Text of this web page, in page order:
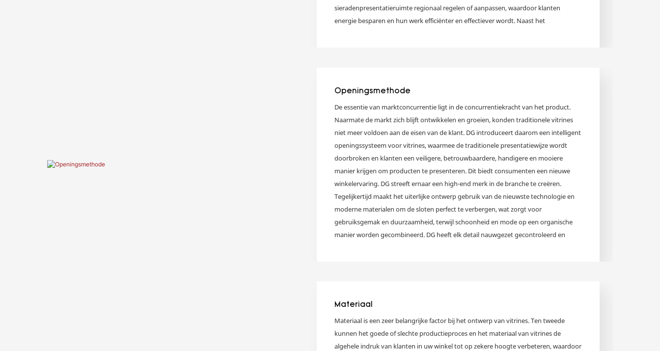
sieradenpresentatieruimte regionaal regelen of aanpassen, waardoor klanten
energie besparen en hun werk efficiënter en effectiever wordt. Naast het
verlichtingsopties om aan de behoeften van onze klanten in verschillende scenario's
te voldoen. Creëer een ruimte met commerciële waarde.
Openingsmethode
De essentie van marktconcurrentie ligt in de concurrentiekracht van het product.
Naarmate de markt zich blijft ontwikkelen en groeien, konden traditionele vitrines
niet meer voldoen aan de eisen van de klant. DG introduceert daarom een ​​intelligent
openingssysteem voor vitrines, waarmee de traditionele presentatiewijze wordt
doorbroken en klanten een veiligere, betrouwbaardere, handigere en mooiere
manier krijgen om producten te presenteren. Dit biedt consumenten een nieuwe
winkelervaring. DG streeft ernaar een high-end merk in de branche te creëren.
Tegelijkertijd maakt het uiterlijke ontwerp gebruik van de nieuwste technologie en
moderne materialen om de sloten perfect te verbergen, wat zorgt voor
gebruiksgemak en duurzaamheid, terwijl schoonheid en mode op een organische
manier worden gecombineerd. DG heeft elk detail nauwgezet gecontroleerd en
Materiaal
Materiaal is een zeer belangrijke factor bij het ontwerp van vitrines. Ten tweede
kunnen het goede of slechte productieproces en het materiaal van vitrines de
algehele indruk van klanten in uw winkel tot op zekere hoogte verbeteren, waardoor